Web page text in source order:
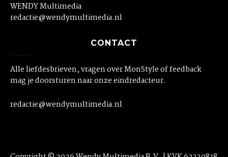
WENDY Multimedia
redactie@wendymultimedia.nl
CONTACT
Alle liefdesbrieven, vragen over MonStyle of feedback
mag je doorsturen naar onze eindredacteur.
redactie@wendymultimedia.nl